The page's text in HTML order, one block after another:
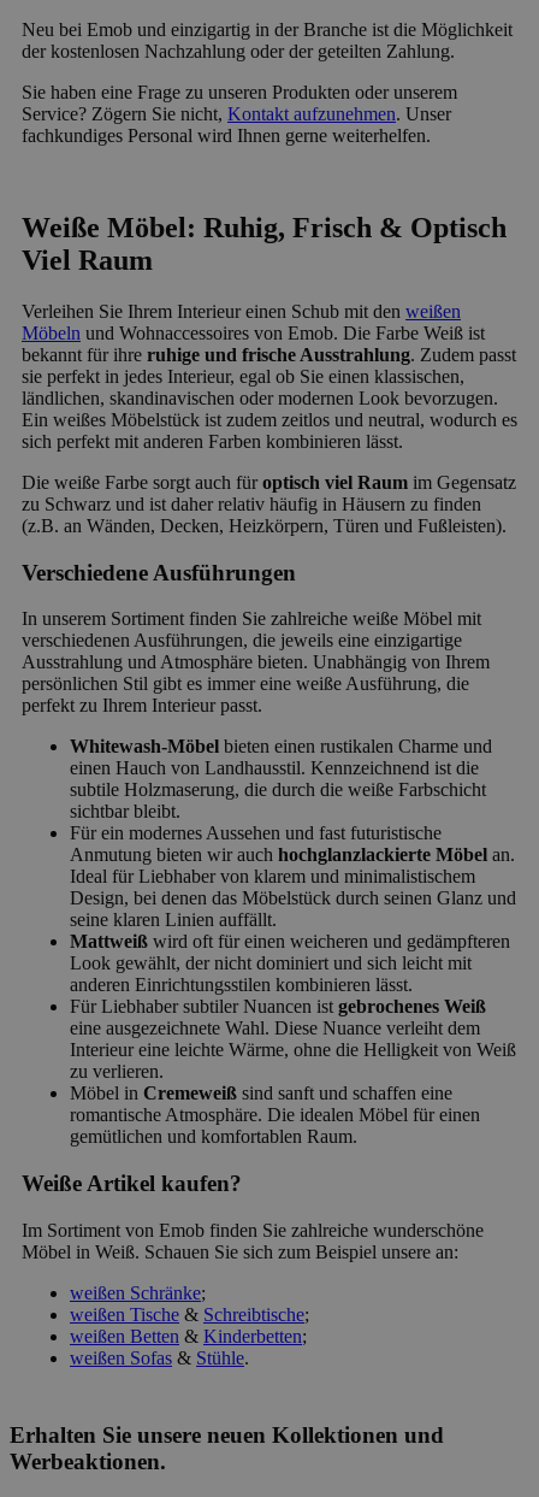
Neu bei Emob und einzigartig in der Branche ist die Möglichkeit
der kostenlosen Nachzahlung oder der geteilten Zahlung.
Sie haben eine Frage zu unseren Produkten oder unserem
Service? Zögern Sie nicht, Kontakt aufzunehmen. Unser
fachkundiges Personal wird Ihnen gerne weiterhelfen.
Weiße Möbel: Ruhig, Frisch & Optisch
Viel Raum
Verleihen Sie Ihrem Interieur einen Schub mit den weißen
Möbeln und Wohnaccessoires von Emob. Die Farbe Weiß ist
bekannt für ihre ruhige und frische Ausstrahlung. Zudem passt
sie perfekt in jedes Interieur, egal ob Sie einen klassischen,
ländlichen, skandinavischen oder modernen Look bevorzugen.
Ein weißes Möbelstück ist zudem zeitlos und neutral, wodurch es
sich perfekt mit anderen Farben kombinieren lässt.
Die weiße Farbe sorgt auch füroptisch viel Raum im Gegensatz
zu Schwarz und ist daher relativ häufig in Häusern zu finden
(z.B. an Wänden, Decken, Heizkörpern, Türen und Fußleisten).
Verschiedene Ausführungen
In unserem Sortiment finden Sie zahlreiche weiße Möbel mit
verschiedenen Ausführungen, die jeweils eine einzigartige
Ausstrahlung und Atmosphäre bieten. Unabhängig von Ihrem
persönlichen Stil gibt es immer eine weiße Ausführung, die
perfekt zu Ihrem Interieur passt.
Whitewash-Möbel bieten einen rustikalen Charme und
einen Hauch von Landhausstil. Kennzeichnend ist die
subtile Holzmaserung, die durch die weiße Farbschicht
sichtbar bleibt.
Für ein modernes Aussehen und fast futuristische
Anmutung bieten wir auch hochglanzlackierte Möbel an.
Ideal für Liebhaber von klarem und minimalistischem
Design, bei denen das Möbelstück durch seinen Glanz und
seine klaren Linien auffällt.
Mattweiß wird oft für einen weicheren und gedämpfteren
Look gewählt, der nicht dominiert und sich leicht mit
anderen Einrichtungsstilen kombinieren lässt.
Für Liebhaber subtiler Nuancen ist gebrochenes Weiß
eine ausgezeichnete Wahl. Diese Nuance verleiht dem
Interieur eine leichte Wärme, ohne die Helligkeit von Weiß
zu verlieren.
Möbel in Cremeweiß sind sanft und schaffen eine
romantische Atmosphäre. Die idealen Möbel für einen
gemütlichen und komfortablen Raum.
Weiße Artikel kaufen?
Im Sortiment von Emob finden Sie zahlreiche wunderschöne
Möbel in Weiß. Schauen Sie sich zum Beispiel unsere an:
weißen Schränke;
weißen Tische & Schreibtische;
weißen Betten & Kinderbetten;
weißen Sofas & Stühle.
Erhalten Sie unsere neuen Kollektionen und
Werbeaktionen.